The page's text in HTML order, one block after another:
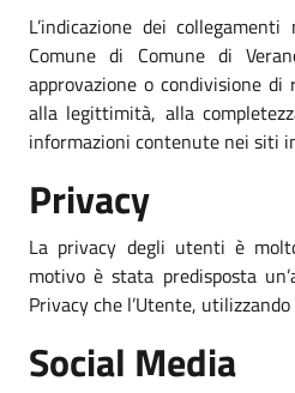
L’indicazione dei
Comune di Comune di
approvazione o condivisione
alla legittimità, alla
informazioni contenute nei siti
Privacy
La privacy degli utenti è
motivo è stata predisposta
Privacy che l’Utente,
Social Media